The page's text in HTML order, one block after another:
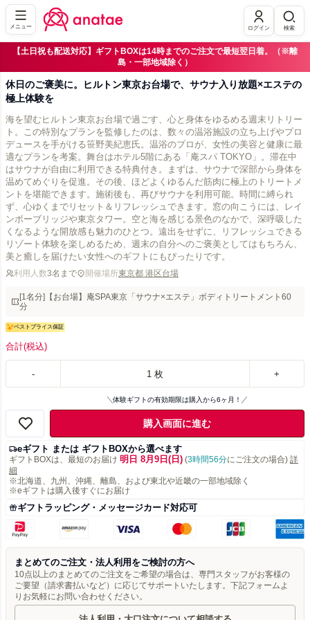
メニュー ログイン 検索
【土日祝も配送対応】ギフトBOXは14時までのご注文で最短翌日着。（※離
島・一部地域除く）
休日のご褒美に。ヒルトン東京お台場で、サウナ入り放題×エステの
極上体験を
海を望むヒルトン東京お台場で過ごす、心と身体をゆるめる週末リトリー
ト。この特別なプランを監修したのは、数々の温浴施設の立ち上げやプロ
デュースを手がける笹野美紀恵氏。温浴のプロが、女性の美容と健康に最
適なプランを考案。舞台はホテル5階にある「庵スパ TOKYO」。滞在中
はサウナが自由に利用できる特典付き。まずは、サウナで深部から身体を
温めてめぐりを促進。その後、ほどよくゆるんだ筋肉に極上のトリートメ
ントを堪能できます。施術後も、再びサウナを利用可能。時間に縛られ
ず、心ゆくまでリセット＆リフレッシュできます。窓の向こうには、レイ
ンボーブリッジや東京タワー。空と海を感じる景色のなかで、深呼吸した
くなるような開放感も魅力のひとつ。遠出をせずに、リフレッシュできる
リゾート体験を楽しめるため、週末の自分へのご褒美としてはもちろん、
美と癒しを届けたい女性へのギフトにもぴったりです。
利用人数3名まで 開催場所東京都 港区台場
[1名分]【お台場】庵SPA東京「サウナ×エステ」ボディトリートメント60
分
ベストプライス保証
合計(税込)
- 1 枚 +
体験ギフトの有効期限は購入から6ヶ月！
購入画面に進む
eギフト または ギフトBOXから選べます
ギフトBOXは、最短のお届け 明日 8月9日(日) (3時間56分にご注文の場合) 詳
細
※北海道、九州、沖縄、離島、および東北や近畿の一部地域除く
※eギフトは購入後すぐにお届け
ギフトラッピング・メッセージカード対応可
まとめてのご注文・法人利用をご検討の方へ
10点以上のまとめてのご注文をご希望の場合は、専門スタッフがお客様の
ご要望（請求書払いなど）に応じてサポートいたします。下記フォームよ
りお気軽にお問い合わせください。